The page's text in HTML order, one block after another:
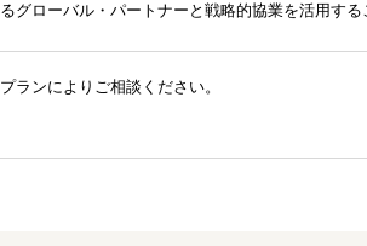
るグローバル・パートナーと戦略的協業を活用す
プランによりご相談ください。